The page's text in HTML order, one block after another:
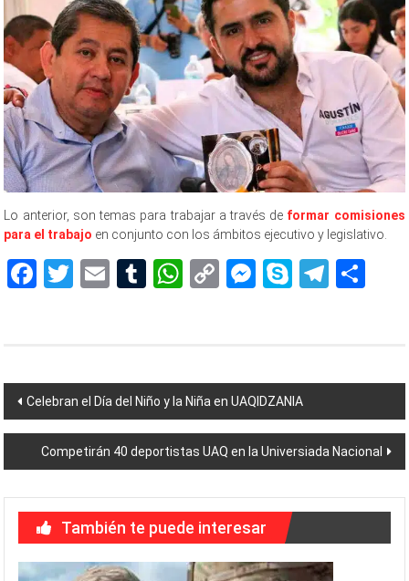
Lo anterior, son temas para trabajar a través de formar comisiones
para el trabajo en conjunto con los ámbitos ejecutivo y legislativo.
Facebook
Twitter
EmailTumblr
WhatsApp
CopyMessenger
Skype
Navegación
de
entradas
Celebran el Día del Niño y la Niña en UAQIDZANIA
Competirán 40 deportistas UAQ en la Universiada Nacional
También te puede interesar